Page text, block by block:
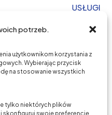
potrzeb.
użytkownikom korzystania z
Wybierając przycisk
na stosowanie wszystkich
tylko niektórych plików
skonfiguruj swoje preferencje.
USŁUGI
FAQ
STREFA WIEDZY